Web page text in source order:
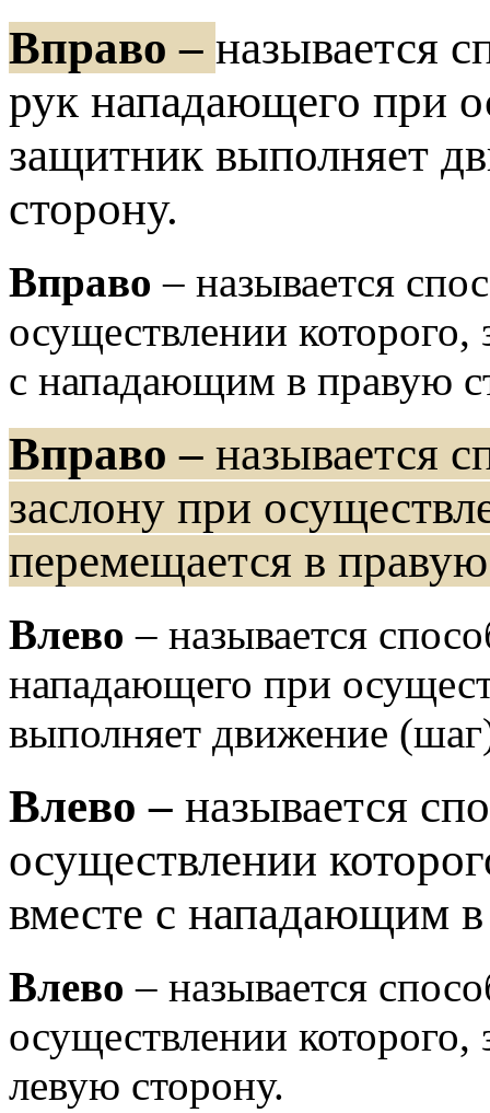
Вправо – называется
рук нападающего при
защитник выполняет
сторону.
Вправо – называется
осуществлении
с нападающим в правую
Вправо – называется
заслону при
перемещается в
Влево – называется
нападающего при
выполняет движение
Влево – называется
осуществлении
вместе с нападающим
Влево – называется
осуществлении
левую сторону.